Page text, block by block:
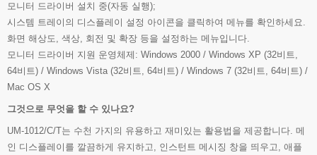
모니터 드라이버 설치 중(자동 실행);
시스템 트레이의 디스플레이 설정 아이콘을 클릭하여 메뉴를 확인하세요.
화면 해상도, 색상, 회전 및 확장 등을 설정하는 메뉴입니다.
모니터 드라이버 지원 운영체제: Windows 2000 / Windows XP (32비트,
64비트) / Windows Vista (32비트, 64비트) / Windows 7 (32비트, 64비트) /
Mac OS X
그것으로 무엇을 할 수 있나요?
UM-1012/C/T는 수천 가지의 유용하고 재미있는 활용법을 제공합니다. 메
인 디스플레이를 깔끔하게 유지하고, 인스턴트 메시징 창을 띄우고, 애플